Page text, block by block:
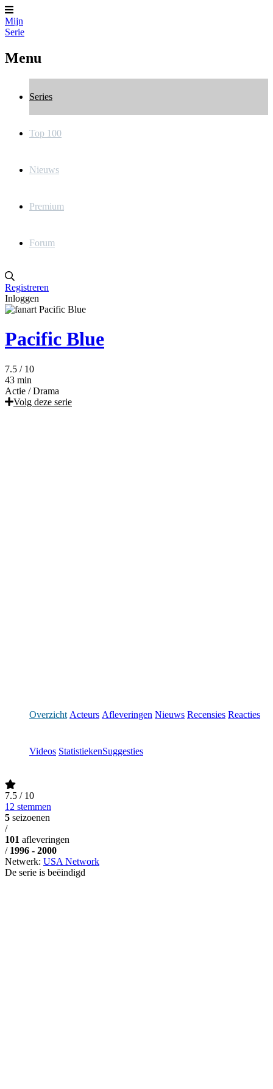
Mijn
Serie
Menu
Series
Top 100
Nieuws
Premium
Forum
Registreren
Inloggen
Pacific Blue
7.5 / 10
43 min
Actie / Drama
Volg deze serie
Overzicht Acteurs Afleveringen Nieuws Recensies Reacties
Videos StatistiekenSuggesties
7.5 / 10
12 stemmen
5 seizoenen
/
101 afleveringen
/ 1996 - 2000
Netwerk: USA Network
De serie is beëindigd